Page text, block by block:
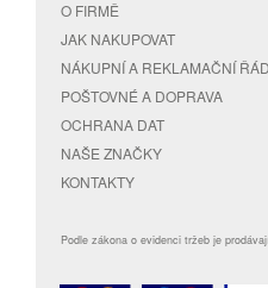
O FIRMĚ
JAK NAKUPOVAT
NÁKUPNÍ A REKLAMAČNÍ ŘÁD
POŠTOVNÉ A DOPRAVA
OCHRANA DAT
NAŠE ZNAČKY
KONTAKTY
Podle zákona o evidenci tržeb je